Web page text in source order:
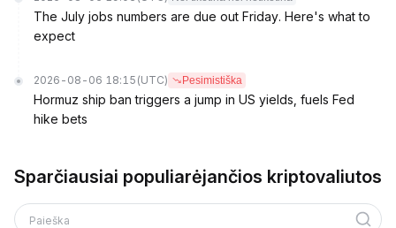
The July jobs numbers are due out Friday. Here's what to
expect
2026-08-06 18:15 (UTC) Pesimistiška
Hormuz ship ban triggers a jump in US yields, fuels Fed
hike bets
Sparčiausiai populiarėjančios kriptovaliutos
Paieška